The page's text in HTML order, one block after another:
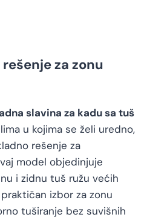
za zonu
slavina za kadu sa tuš
u kojima se želi uredno,
rešenje za
model objedinjuje
i zidnu tuš ružu većih
izbor za zonu
tuširanje bez suvišnih